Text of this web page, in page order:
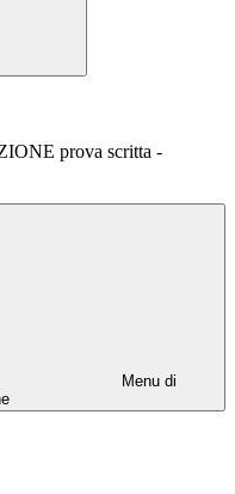
prova scritta -
Menu di